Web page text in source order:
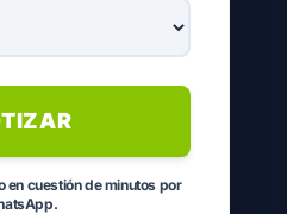
en cuestión de minutos por